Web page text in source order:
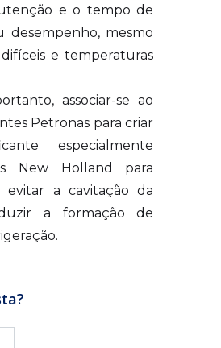
e o tempo de
desempenho, mesmo
e temperaturas
associar-se ao
Petronas para criar
especialmente
New Holland para
a cavitação da
a formação de